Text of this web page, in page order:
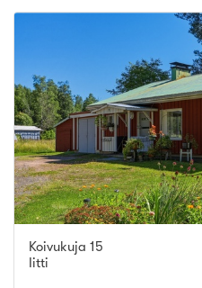
Koivukuja 15
Iitti